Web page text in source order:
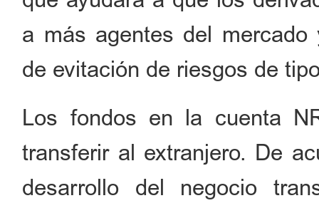
a más agentes del
de evitación de riesgos de
Los fondos en la cuenta
transferir al extranjero. De
desarrollo del negocio